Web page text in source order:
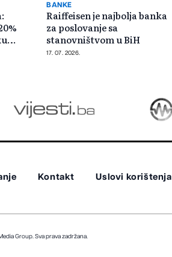
BANKE
Raiffeisen je najbolja banka
za poslovanje sa
stanovništvom u BiH
17. 07. 2026.
Kontakt Uslovi korištenja
Group. Sva prava zadržana.